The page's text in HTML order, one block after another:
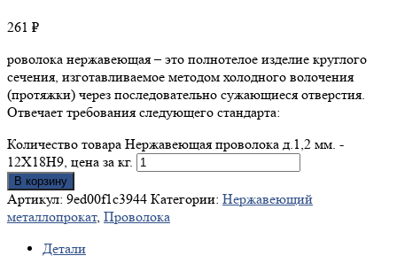
261 ₽
роволока нержавеющая – это полнотелое изделие круглого
сечения, изготавливаемое методом холодного волочения
(протяжки) через последовательно сужающиеся отверстия.
Отвечает требования следующего стандарта:
Количество товара Нержавеющая проволока д.1,2 мм. -
12X18Н9, цена за кг.
В корзину
Артикул: 9ed00f1c3944 Категории: Нержавеющий
металлопрокат, Проволока
Детали